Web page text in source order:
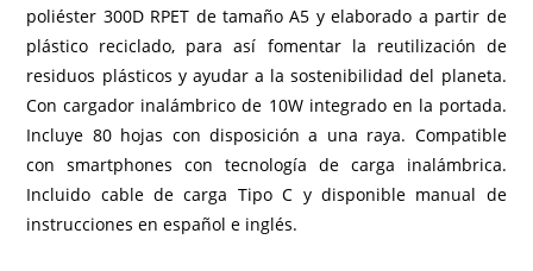
poliéster 300D RPET de tamaño A5 y elaborado a partir de
plástico reciclado, para así fomentar la reutilización de
residuos plásticos y ayudar a la sostenibilidad del planeta.
Con cargador inalámbrico de 10W integrado en la portada.
Incluye 80 hojas con disposición a una raya. Compatible
con smartphones con tecnología de carga inalámbrica.
Incluido cable de carga Tipo C y disponible manual de
instrucciones en español e inglés.